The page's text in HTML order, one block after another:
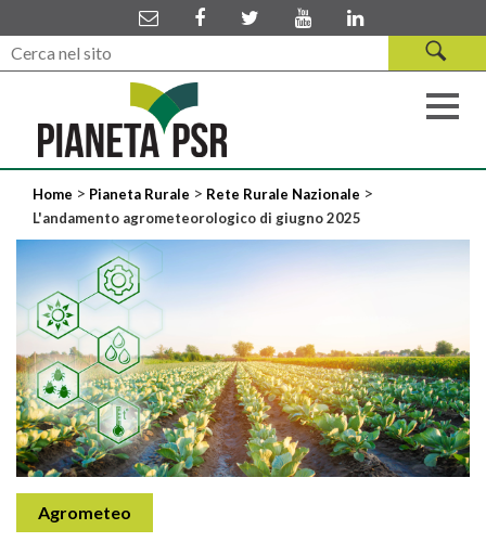
Home > Pianeta Rurale > Rete Rurale Nazionale >
L'andamento agrometeorologico di giugno 2025
Agrometeo